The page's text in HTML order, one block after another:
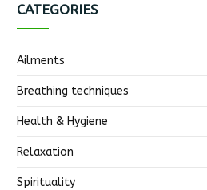
CATEGORIES
Ailments
Breathing techniques
Health & Hygiene
Relaxation
Spirituality